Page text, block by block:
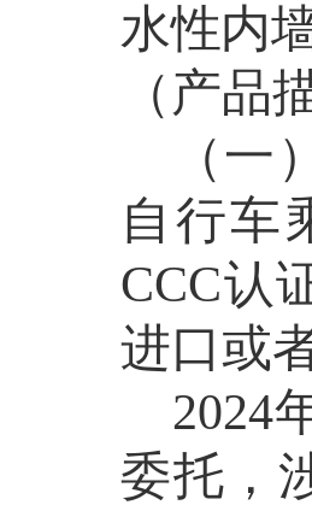
水性内
（产品
（一）
自行车
CCC认
进口或
2024
委托，